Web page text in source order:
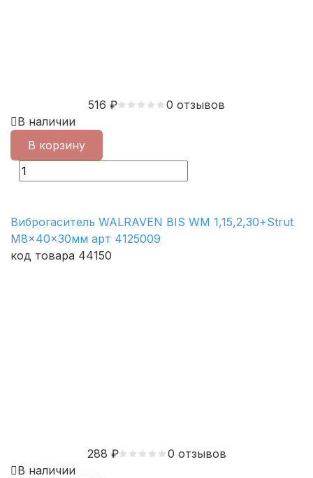
516 ₽
0 отзывов
В наличии
В корзину
Виброгаситель WALRAVEN BIS WM 1,15,2,30+Strut
M8x40x30мм арт 4125009
код товара 44150
288 ₽
0 отзывов
В наличии